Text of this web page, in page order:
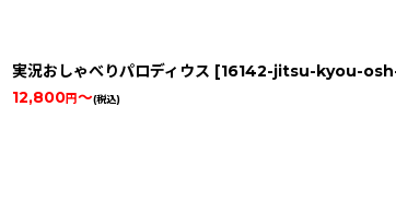
実況おしゃべりパロディウス [16142-jitsu-kyou-
12,800円～(税込)